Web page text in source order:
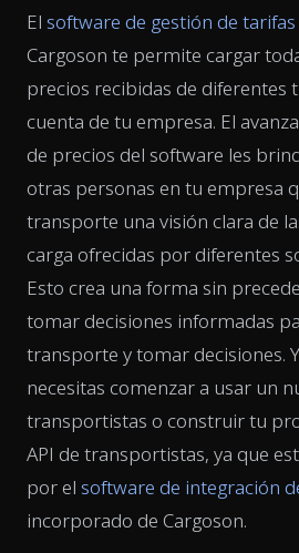
El software de gestión de tarifas
Cargoson te permite cargar
precios recibidas de diferentes
cuenta de tu empresa. El
de precios del software les
otras personas en tu empresa
transporte una visión clara de
carga ofrecidas por diferentes
Esto crea una forma sin
tomar decisiones informadas
transporte y tomar decisiones.
necesitas comenzar a usar un
transportistas o construir tu
API de transportistas, ya que
por el software de integración
incorporado de Cargoson.